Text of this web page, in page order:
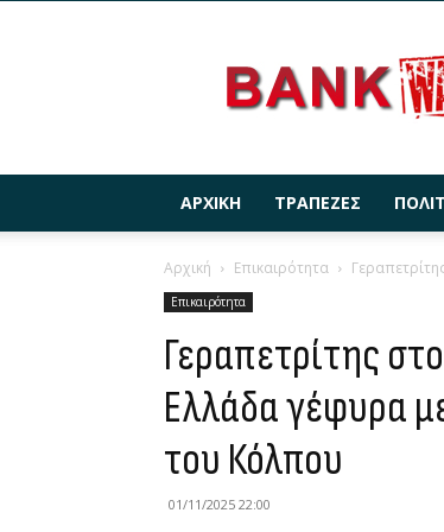
ΑΡΧΙΚΉ ΤΡΆΠΕΖΕΣ
Αρχική Επικαιρότητα
Επικαιρότητα
Γεραπετρίτης
Ελλάδα γέφυρα
του Κόλπου
01/11/2025 22:00